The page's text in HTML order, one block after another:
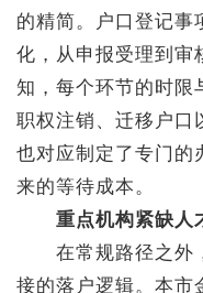
的精简。户口登记事
化，从申报受理到审
知，每个环节的时限
职权注销、迁移户口
也对应制定了专门的
来的等待成本。
重点机构紧缺人
在常规路径之外，
接的落户逻辑。本市